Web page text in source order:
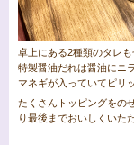
卓上にある2種類のタレ
特製醤油だれは醤油にニ
マネギが入っていてピリ
たくさんトッピングをの
り最後までおいしくいた